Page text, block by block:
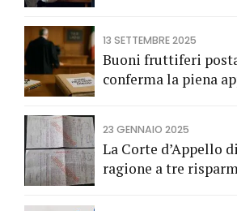
13 SETTEMBRE 2025
Buoni fruttiferi
conferma la piena
fruttiferi postali.
23 GENNAIO 2025
La Corte d’Appello
ragione a tre